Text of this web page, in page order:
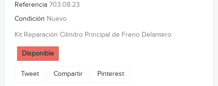
Referencia 703.08.23
Condición Nuevo
Kit Reparación Cilindro Principal de Freno Delantero
Disponible
Tweet Compartir Pinterest